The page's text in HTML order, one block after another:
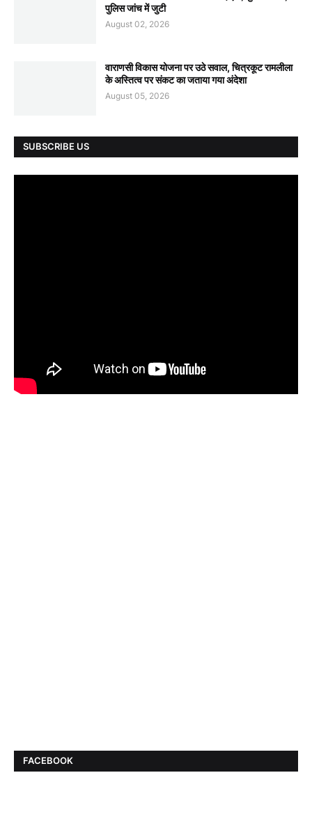
पुलिस जांच में जुटी
August 02, 2026
वाराणसी विकास योजना पर उठे सवाल, चित्रकूट रामलीला
के अस्तित्व पर संकट का जताया गया अंदेशा
August 05, 2026
SUBSCRIBE US
FACEBOOK